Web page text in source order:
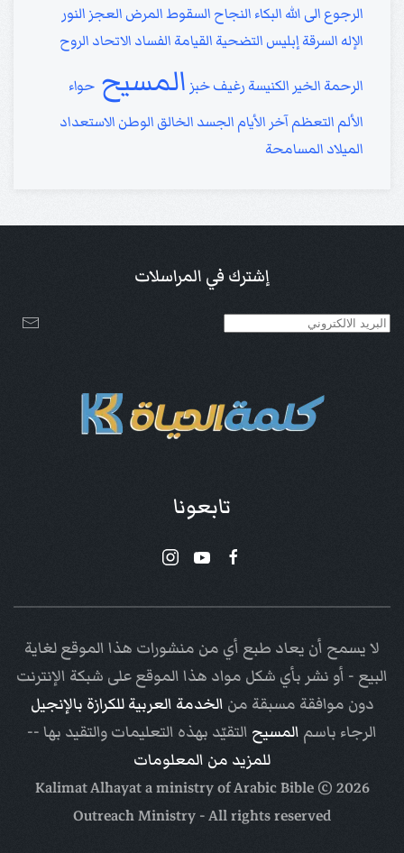
الرجوع الى الله البكاء النجاح السقوطالمرض العجز النور
الإله السرقةإبليس التضحية القيامة الفساد الاتحاد الروح
الرحمة الخير الكنيسة رغيف خبز المسيح حواء
الألم التعظمآخر الأيام الجسد الخالق الوطن الاستعداد
الميلاد المسامحة
إشترك في المراسلات
تابعونا
لا يسمح أن يعاد طبع أي من منشورات هذا الموقع لغاية
البيع - أو نشر بأي شكل مواد هذا الموقع على شبكة الإنترنت
دون موافقة مسبقة من الخدمة العربية للكرازة بالإنجيل
الرجاء باسم المسيح التقيّد بهذه التعليمات والتقيد بها --
للمزيد من المعلومات
2026
© Kalimat Alhayat a ministry of
Arabic Bible
Outreach Ministry- All rights reserved